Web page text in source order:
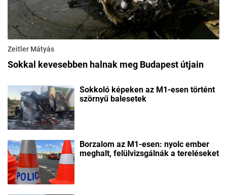
Zeitler Mátyás
Sokkal kevesebben halnak meg Budapest útjain
Sokkoló képeken az M1-esen történt
szörnyű balesetek
Borzalom az M1-esen: nyolc ember
meghalt, felülvizsgálnák a tereléseket